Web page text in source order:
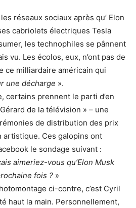
réseaux sociaux après qu’ Elon
cabriolets électriques Tesla
les technophiles se pânnent
vu. Les écolos, eux, n’ont pas de
ce milliardaire américain qui
une décharge ».
certains prennent le parti d’en
de la télévision » – une
de distribution des prix
artistique. Ces galopins ont
le sondage suivant :
aimeriez-vous qu’Elon Musk
fois ? »
ci-contre, c’est Cyril
haut la main. Personnellement,